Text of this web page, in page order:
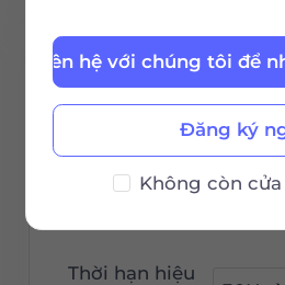
100G
$0.85 /GB
Thời hạn hiệu
Đăng ký
Liên hệ với chúng tôi để
Không còn